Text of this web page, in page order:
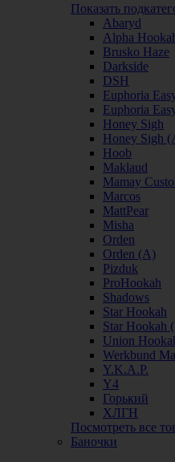
Показать
Abaryd
Alpha
Brusko Haze
Darkside
DSH
Euphoria
Euphoria
Honey Sigh
Honey Sigh
Hoob
Maklaud
Mamay
Marcos
MattPear
Misha
Orden
Orden (А)
Pizduk
ProHookah
Shadows
Star Hookah
Star Hookah
Union
Werkbund
Y.K.A.P.
Y4
Горький
ХЛГН
Посмотреть все
Баночки